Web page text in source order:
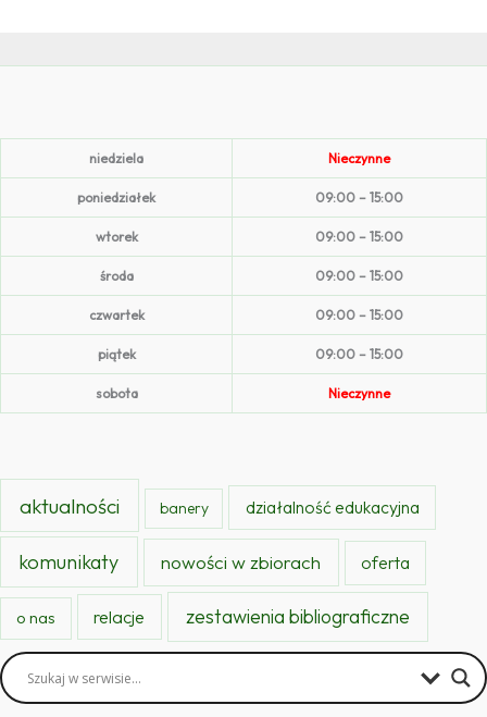
niedziela Nieczynne
poniedziałek 09:00 – 15:00
wtorek 09:00 – 15:00
środa 09:00 – 15:00
czwartek 09:00 – 15:00
piątek 09:00 – 15:00
sobota Nieczynne
aktualności banery działalność edukacyjna
komunikaty nowości w zbiorach oferta
o nas relacje zestawienia bibliograficzne